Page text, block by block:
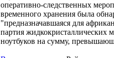
оперативно-следственных
временного хранения была
"предназначавшаяся для
партия жидкокристаллических
ноутбуков на сумму,